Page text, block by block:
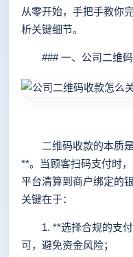
从零开始，手把手教你
析关键细节。
### 一、公司二维码
二维码收款的本质是
**。当顾客扫码支付时
平台清算到商户绑定的
关键在于：
1. **选择合规的支付
可，避免资金风险；